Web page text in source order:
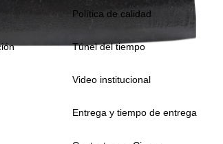
Política de calidad
Túnel del tiempo
Video institucional
Entrega y tiempo de entrega